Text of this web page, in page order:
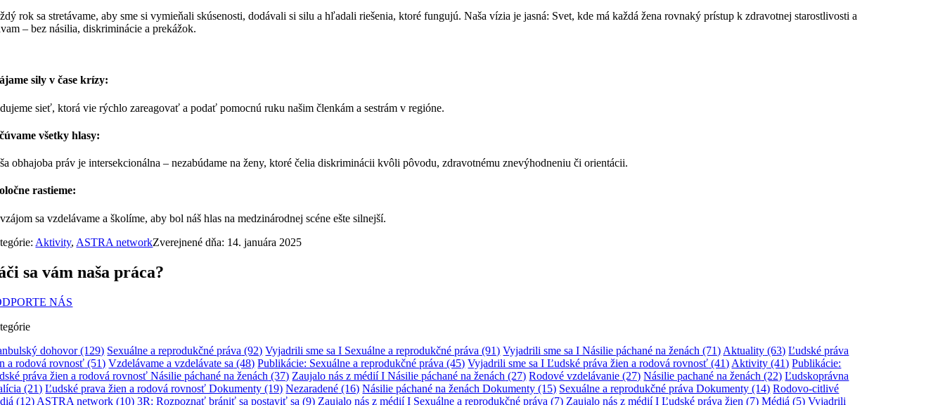
rok sa stretávame, aby sme si vymieňali skúsenosti, dodávali si silu a hľadali riešenia, ktoré fungujú. Naša vízia je jasná: Svet, kde má každá žena rovnaký prístup k zdravotnej starostlivosti a
– bez násilia, diskriminácie a prekážok.
sily v čase krízy:
sieť, ktorá vie rýchlo zareagovať a podať pomocnú ruku našim členkám a sestrám v regióne.
všetky hlasy:
obhajoba práv je intersekcionálna – nezabúdame na ženy, ktoré čelia diskriminácii kvôli pôvodu, zdravotnému znevýhodneniu či orientácii.
rastieme:
sa vzdelávame a školíme, aby bol náš hlas na medzinárodnej scéne ešte silnejší.
Aktivity, ASTRA networkZverejnené dňa: 14. januára 2025
sa vám naša práca?
NÁS
dohovor(129) Sexuálne a reprodukčné práva (92) Vyjadrili sme sa I Sexuálne a reprodukčné práva (91) Vyjadrili sme sa I Násilie páchané na ženách (71) Aktuality (63) Ľudské práva
a rodová rovnosť (51) Vzdelávame a vzdelávate sa (48) Publikácie: Sexuálne a reprodukčné práva (45) Vyjadrili sme sa I Ľudské práva žien a rodová rovnosť (41) Aktivity (41) Publikácie:
práva žien a rodová rovnosť Násilie páchané na ženách (37) Zaujalo nás z médií I Násilie páchané na ženách (27) Rodové vzdelávanie (27) Násilie pachané na ženách (22) Ľudskoprávna
(21) Ľudské prava žien a rodová rovnosť Dokumenty (19) Nezaradené (16) Násilie páchané na ženách Dokumenty (15) Sexuálne a reprodukčné práva Dokumenty (14) Rodovo-citlivé
(12) ASTRA network (10) 3R: Rozpoznať brániť sa postaviť sa (9) Zaujalo nás z médií I Sexuálne a reprodukčné práva (7) Zaujalo nás z médií I Ľudské práva žien (7) Médiá (5) Vyjadrili